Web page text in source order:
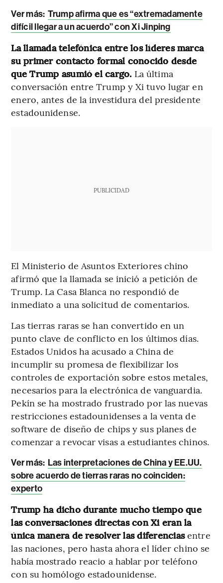
Ver más: Trump afirma que es “extremadamente
difícil llegar a un acuerdo” con Xi Jinping
La llamada telefónica entre los líderes marca
su primer contacto formal conocido desde
que Trump asumió el cargo. La última
conversación entre Trump y Xi tuvo lugar en
enero, antes de la investidura del presidente
estadounidense.
PUBLICIDAD
El Ministerio de Asuntos Exteriores chino
afirmó que la llamada se inició a petición de
Trump. La Casa Blanca no respondió de
inmediato a una solicitud de comentarios.
Las tierras raras se han convertido en un
punto clave de conflicto en los últimos días.
Estados Unidos ha acusado a China de
incumplir su promesa de flexibilizar los
controles de exportación sobre estos metales,
necesarios para la electrónica de vanguardia.
Pekín se ha mostrado frustrado por las nuevas
restricciones estadounidenses a la venta de
software de diseño de chips y sus planes de
comenzar a revocar visas a estudiantes chinos.
Ver más: Las interpretaciones de China y EE.UU.
sobre acuerdo de tierras raras no coinciden:
experto
Trump ha dicho durante mucho tiempo que
las conversaciones directas con Xi eran la
única manera de resolver las diferenciasentre
las naciones, pero hasta ahora el líder chino se
había mostrado reacio a hablar por teléfono
con su homólogo estadounidense.